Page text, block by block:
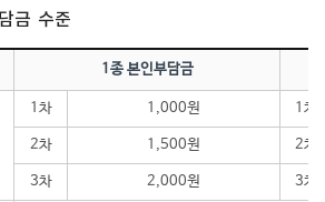
금 수준
1종 본인부담금
1차 1,000원 1차
2차 1,500원 2차
3차 2,000원 3차